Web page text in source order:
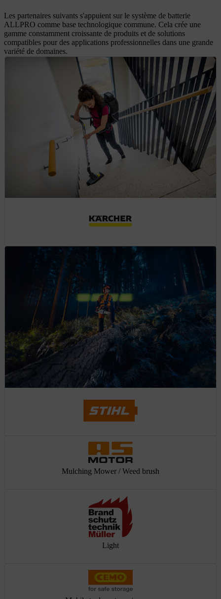
Les partenaires suivants s'appuient sur le système de batterie
ALLPRO comme base technologique commune. Cela crée une
gamme constamment croissante de produits et de solutions
compatibles pour des applications professionnelles dans une grande
variété de domaines.
Mulching Mower / Weed brush
Light